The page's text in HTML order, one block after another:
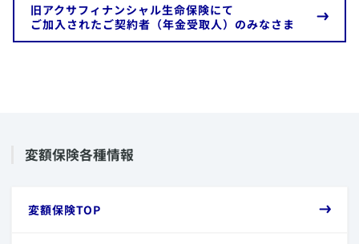
​旧アクサフィナンシャル生命保険にて
ご加入されたご契約者（年金受取人）のみなさま
​変額保険各種情報
​変額保険TOP